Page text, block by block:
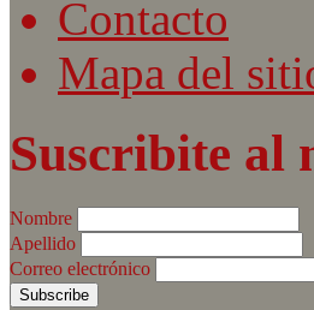
Contacto
Mapa del
Suscribite al
Nombre
Apellido
Correo electrónico